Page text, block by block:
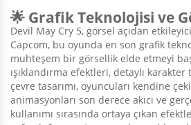
🌟 Grafik Teknolojisi ve
Devil May Cry 5, görsel açıdan
Capcom, bu oyunda en son grafik
muhteşem bir görsellik elde etmeyi
ışıklandırma efektleri, detaylı karakter
çevre tasarımı, oyuncuları kendine
animasyonları son derece akıcı ve
kullanımı sırasında ortaya çıkan